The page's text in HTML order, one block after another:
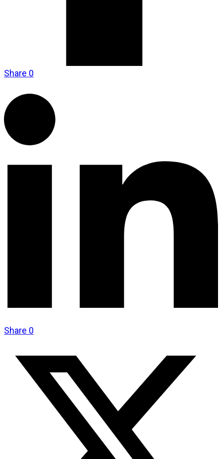
Share 0
Share 0